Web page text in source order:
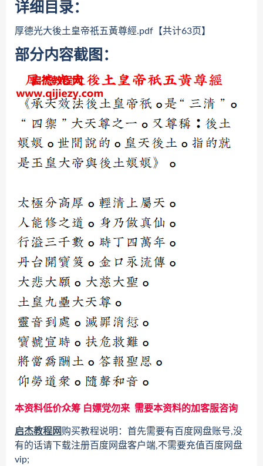
详细目录：
厚德光大後土皇帝祇五黃尊經.pdf【共计63页】
部分内容截图：
本资料低价众筹 白嫖党勿来 需要本资料的加客服咨询
启杰教程网购买教程说明：首先需要有百度网盘账号,没
有的话请下载注册百度网盘客户端,不需要充值百度网盘
vip;